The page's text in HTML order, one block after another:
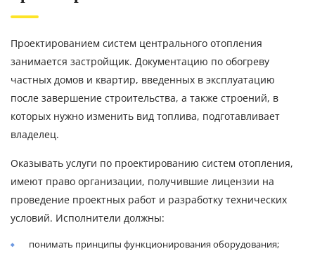
Проектированием систем центрального отопления
занимается застройщик. Документацию по обогреву
частных домов и квартир, введенных в эксплуатацию
после завершение строительства, а также строений, в
которых нужно изменить вид топлива, подготавливает
владелец.
Оказывать услуги по проектированию систем отопления,
имеют право организации, получившие лицензии на
проведение проектных работ и разработку технических
условий. Исполнители должны:
понимать принципы функционирования оборудования;